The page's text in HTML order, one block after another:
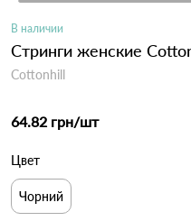
В наличии
Стринги женские
Cottonhill
64.82 грн/шт
Цвет
Чорний